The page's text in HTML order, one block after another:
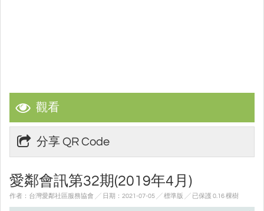
觀看
分享 QR Code
愛鄰會訊第32期(2019年4月)
作者：台灣愛鄰社區服務協會 ╱ 日期：2021-07-05 ╱ 標準版 ╱ 已保護 0.16 棵樹